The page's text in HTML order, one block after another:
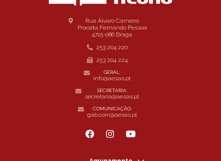
Rua Álvaro Carneiro
Praceta Fernando Pessoa
4715-086 Braga
253 204 220
253 204 224
GERAL:
info@aesas.pt
SECRETARIA:
secretaria@aesas.pt
COMUNICAÇÃO:
gab.com@aesas.pt